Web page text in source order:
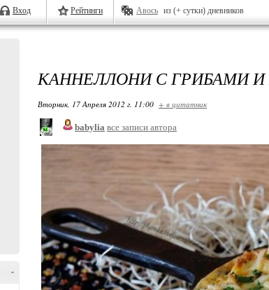
Вход Рейтинги Авось из (+ сутки) дневников
-
КАННЕЛЛОНИ С ГРИБАМИ
Вторник, 17 Апреля 2012 г. 11:00 + в цитатник
babylia все записи автора